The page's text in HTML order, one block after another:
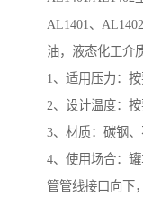
AL1401、
油，液态化工介
1、适用压力：
2、设计温度：
3、材质：碳钢
4、使用场合：
管管线接口向下